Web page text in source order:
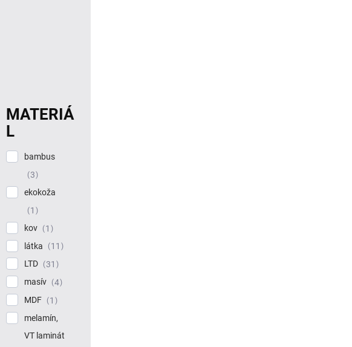
MATERIÁ
L
bambus
3
ekokoža
1
kov
1
látka
11
LTD
31
masív
4
MDF
1
melamín,
VT laminát